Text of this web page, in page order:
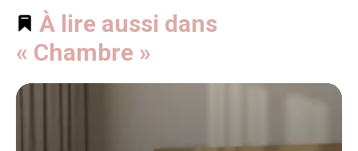
À lire aussi dans
« Chambre »